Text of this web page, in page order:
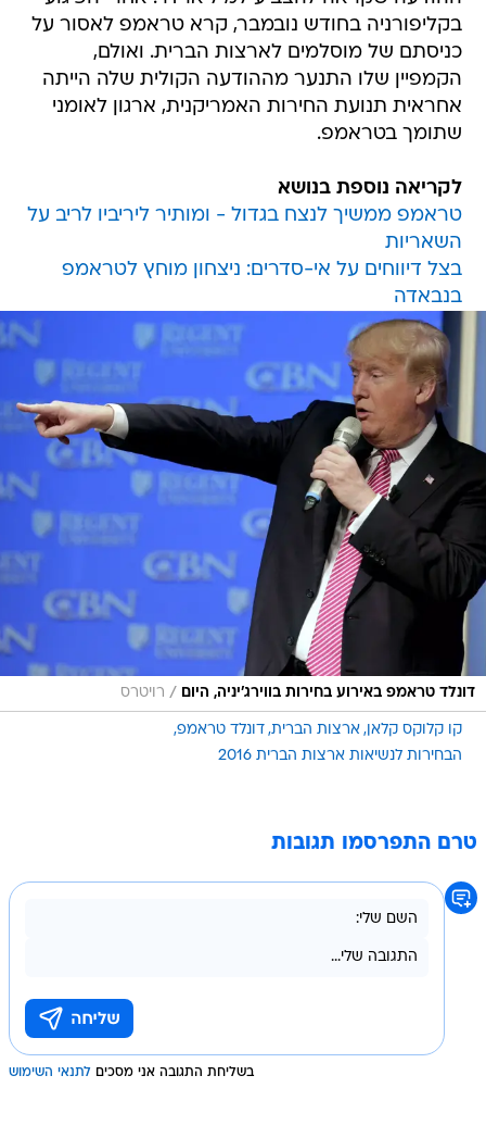
בקליפורניה בחודש נובמבר, קרא טראמפ לאסור על
כניסתם של מוסלמים לארצות הברית. ואולם,
הקמפיין שלו התנער מההודעה הקולית שלה הייתה
אחראית תנועת החירות האמריקנית, ארגון לאומני
שתומך בטראמפ.
לקריאה נוספת בנושא
טראמפ ממשיך לנצח בגדול - ומותיר ליריביו לריב על
השאריות
בצל דיווחים על אי-סדרים: ניצחון מוחץ לטראמפ
בנבאדה
דונלד טראמפ באירוע בחירות בווירג'יניה, היום / רויטרס
קו קלוקס קלאן ארצות הברית דונלד טראמפ
הבחירות לנשיאות ארצות הברית 2016
טרם התפרסמו תגובות
בשליחת התגובה אני מסכים לתנאי השימוש